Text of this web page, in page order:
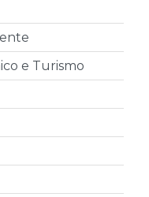
e Turismo